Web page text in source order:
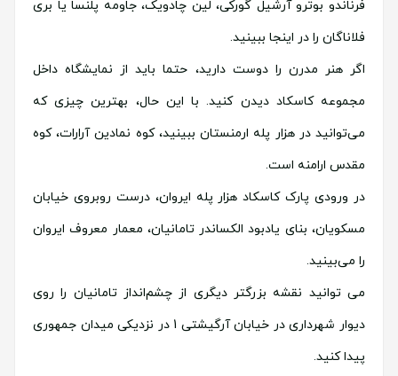
فرناندو بوترو آرشیل گورکی، لین چادویک، جاومه پلنسا یا بری
فلاناگان را در اینجا ببینید.
اگر هنر مدرن را دوست دارید، حتما باید از نمایشگاه داخل
مجموعه کاسکاد دیدن کنید. با این حال، بهترین چیزی که
می‌توانید در هزار پله ارمنستان ببینید، کوه نمادین آرارات، کوه
مقدس ارامنه است.
در ورودی پارک کاسکاد هزار پله ایروان، درست روبروی خیابان
مسکویان، بنای یادبود الکساندر تامانیان، معمار معروف ایروان
را می‌بینید.
می توانید نقشه بزرگتر دیگری از چشم‌انداز تامانیان را روی
دیوار شهرداری در خیابان آرگیشتی 1 در نزدیکی میدان جمهوری
پیدا کنید.